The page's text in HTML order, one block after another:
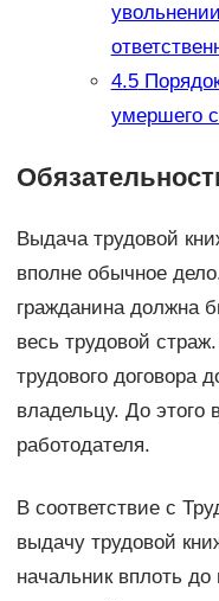
4.5
умершего
Выдача трудовой
вполне обычное
гражданина должна
весь трудовой
трудового договора
владельцу. До этого
работодателя.
В соответствие с
выдачу трудовой
начальник вплоть